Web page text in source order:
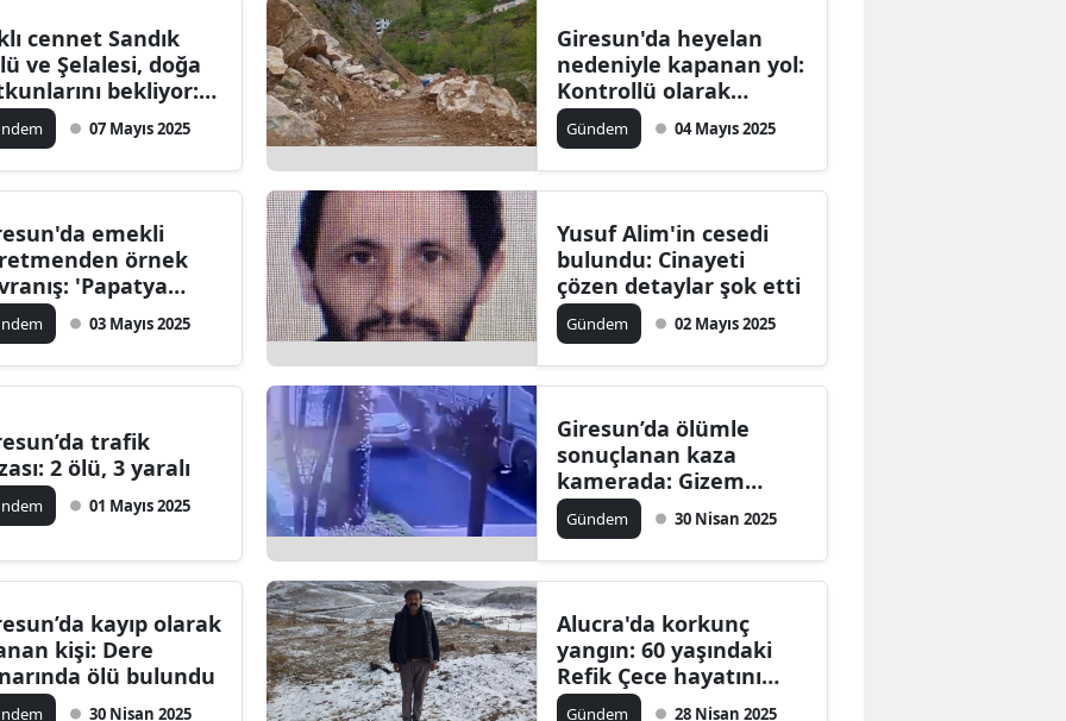
cennet Sandık
ve Şelalesi, doğa
bekliyor:
potansiyelini
doğa
07 Mayıs 2025
Giresun'da heyelan
nedeniyle kapanan yol:
Kontrollü olarak
ulaşıma açıldı
Gündem 04 Mayıs 2025
emekli
örnek
'Papatya
gönüllü
yapıyor
03 Mayıs 2025
Yusuf Alim'in cesedi
bulundu: Cinayeti
çözen detaylar şok etti
Gündem 02 Mayıs 2025
trafik
2 ölü, 3 yaralı
01 Mayıs 2025
Giresun’da ölümle
sonuçlanan kaza
kamerada: Gizem
Yaşar Çolaker hayatını
kaybetti
Gündem 30 Nisan 2025
kayıp olarak
kişi: Dere
ölü bulundu
30 Nisan 2025
Alucra'da korkunç
yangın: 60 yaşındaki
Refik Çece hayatını
kaybetti
Gündem 28 Nisan 2025